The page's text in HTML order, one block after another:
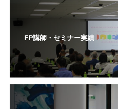
FP講師・セミナー実績